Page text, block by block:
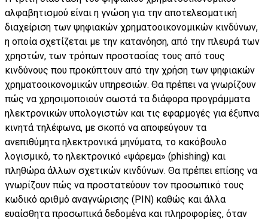
αλφαβητισμού είναι η γνώση για την αποτελεσματική
διαχείριση των ψηφιακών χρηματοοικονομικών κινδύνων,
η οποία σχετίζεται με την κατανόηση, από την πλευρά των
χρηστών, των τρόπων προστασίας τους από τους
κινδύνους που προκύπτουν από την χρήση των ψηφιακών
χρηματοοικονομικών υπηρεσιών. Θα πρέπει να γνωρίζουν
πώς να χρησιμοποιούν σωστά τα διάφορα προγράμματα
ηλεκτρονικών υπολογιστών και τις εφαρμογές για έξυπνα
κινητά τηλέφωνα, με σκοπό να αποφεύγουν τα
ανεπιθύμητα ηλεκτρονικά μηνύματα, το κακόβουλο
λογισμικό, το ηλεκτρονικό «ψάρεμα» (phishing) και
πληθώρα άλλων σχετικών κινδύνων. Θα πρέπει επίσης να
γνωρίζουν πώς να προστατεύουν τον προσωπικό τους
κωδικό αριθμό αναγνώρισης (PIN) καθώς και άλλα
ευαίσθητα προσωπικά δεδομένα και πληροφορίες, όταν